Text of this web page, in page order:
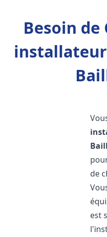
Besoin de
de
est